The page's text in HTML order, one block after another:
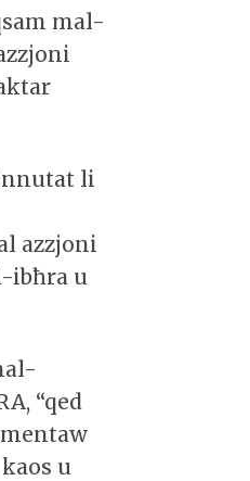
mal-
li
azzjoni
ibħra u
“qed
u